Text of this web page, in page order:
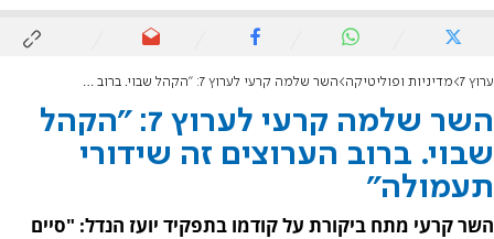
ערוץ 7 מדיניות ופוליטיקה השר שלמה קרעי לערוץ 7: "הקהל שבוי. ברוב הערוצים זה שידורי תעמולה"
השר שלמה קרעי לערוץ 7: "הקהל
שבוי. ברוב הערוצים זה שידורי
תעמולה"
השר קרעי מתח ביקורת על קודמו בתפקיד יועז הנדל: "סיים